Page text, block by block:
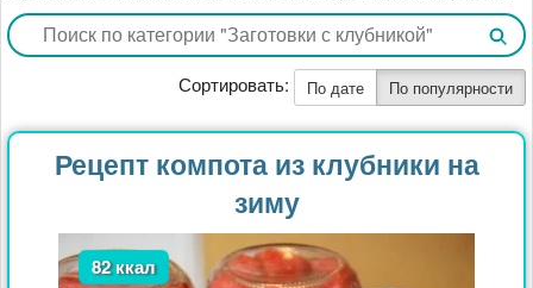
Сортировать: По дате По популярности
Рецепт компота из клубники на
зиму
82 ккал